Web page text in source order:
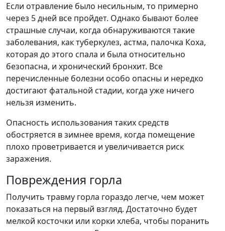
Если отравление было несильным, то примерно
через 5 дней все пройдет. Однако бывают более
страшные случаи, когда обнаруживаются такие
заболевания, как туберкулез, астма, палочка Коха,
которая до этого спала и была относительно
безопасна, и хронический бронхит. Все
перечисленные болезни особо опасны и нередко
достигают фатальной стадии, когда уже ничего
нельзя изменить.
Опасность использования таких средств
обостряется в зимнее время, когда помещение
плохо проветривается и увеличивается риск
заражения.
Повреждения горла
Получить травму горла гораздо легче, чем может
показаться на первый взгляд. Достаточно будет
мелкой косточки или корки хлеба, чтобы поранить